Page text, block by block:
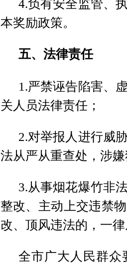
4.负有安全监管、
本奖励政策。
五、法律责任
1.严禁诬告陷害、
关人员法律责任；
2.对举报人进行威
法从严从重查处，涉
3.从事烟花爆竹非
整改、主动上交违禁
改、顶风违法的，一
全市广大人民群众